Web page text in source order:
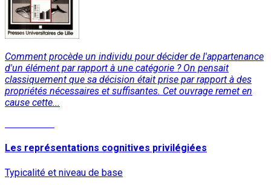
Comment procède un individu pour décider de l'appartenance
d'un élément par rapport à une catégorie ? On pensait
classiquement que sa décision était prise par rapport à des
propriétés nécessaires et suffisantes. Cet ouvrage remet en
cause cette...
Les représentations cognitives privilégiées
Typicalité et niveau de base